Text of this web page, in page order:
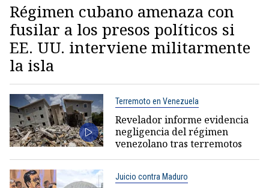
Régimen cubano amenaza con
fusilar a los presos políticos si
EE. UU. interviene militarmente
la isla
Terremoto en Venezuela
Revelador informe evidencia
negligencia del régimen
venezolano tras terremotos
Juicio contra Maduro